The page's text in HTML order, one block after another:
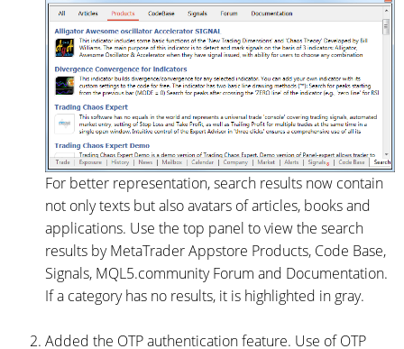
For better representation, search results now contain
not only texts but also avatars of articles, books and
applications. Use the top panel to view the search
results by MetaTrader Appstore Products, Code Base,
Signals, MQL5.community Forum and Documentation.
If a category has no results, it is highlighted in gray.
Added the OTP authentication feature. Use of OTP